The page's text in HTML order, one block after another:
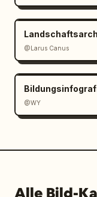
@Larus Canus
@WY
Alle Bild-